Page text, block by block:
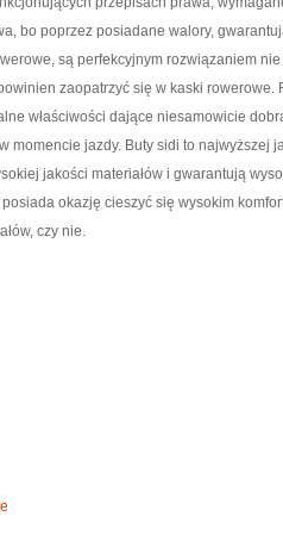
bo poprzez posiadane walory,
są perfekcyjnym rozwiązaniem
zaopatrzyć się w kaski
właściwości dające niesamowicie
momencie jazdy. Buty sidi to najwyższej
jakości materiałów i gwarantują
okazję cieszyć się wysokim
czy nie.